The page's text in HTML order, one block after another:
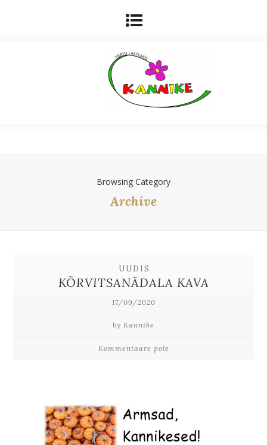
Browsing Category
Archive
UUDIS
KÕRVITSANÄDALA KAVA
17/09/2020
by Kannike
Kommentaare pole